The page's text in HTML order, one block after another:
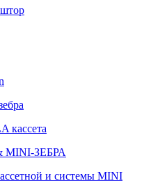
кассета
MINI-ЗЕБРА
и системы MINI